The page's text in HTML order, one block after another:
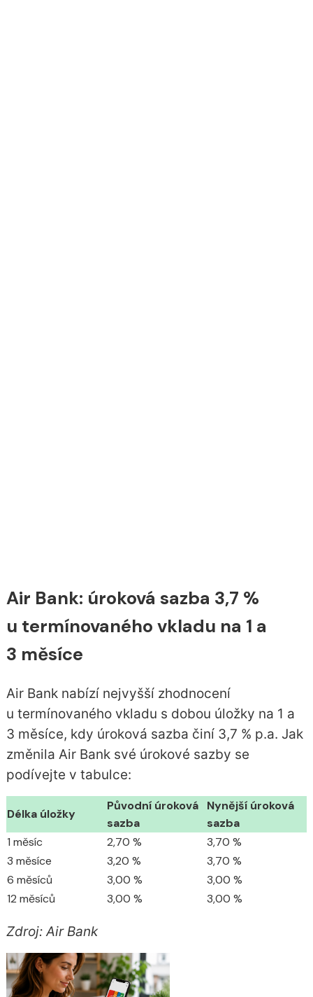
Air Bank: úroková sazba 3,7 %
u termínovaného vkladu na 1 a
3 měsíce
Air Bank nabízí nejvyšší zhodnocení
u termínovaného vkladu s dobou úložky na 1 a
3 měsíce, kdy úroková sazba činí 3,7 % p.a. Jak
změnila Air Bank své úrokové sazby se
podívejte v tabulce:
Délka úložky
Původní úroková
sazba
Nynější úroková
sazba
1 měsíc
2,70 %
3,70 %
3 měsíce
3,20 %
3,70 %
6 měsíců
3,00 %
3,00 %
12 měsíců
3,00 % 3,00 %
Zdroj: Air Bank